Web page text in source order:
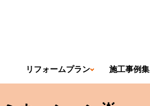
リフォームプラン 施工事例集